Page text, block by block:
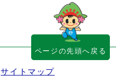
サイトマップ
ページの先頭へ戻る